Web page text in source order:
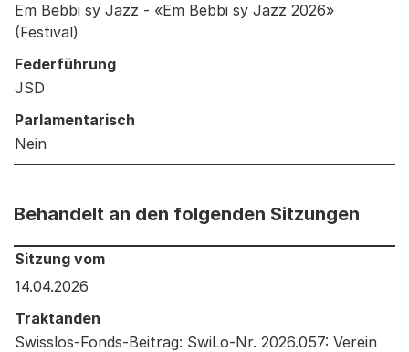
Em Bebbi sy Jazz - «Em Bebbi sy Jazz 2026»
(Festival)
Federführung
JSD
Parlamentarisch
Nein
Behandelt an den folgenden Sitzungen
Behandelt an den folgenden Sitzungen: Informationen
Sitzung vom
14.04.2026
Traktanden
Swisslos-Fonds-Beitrag: SwiLo-Nr. 2026.057: Verein